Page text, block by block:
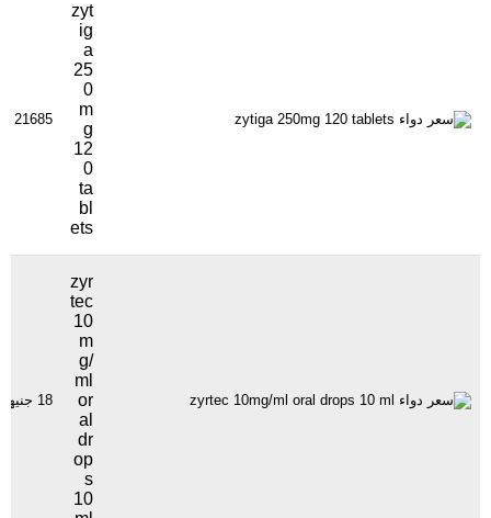
zyt
ig
a
25
0
m
g
12
0
ta
bl
ets
21685 جنيهاً
zyr
tec
10
m
g/
ml
or
al
dr
op
s
10
18 جنيهاً